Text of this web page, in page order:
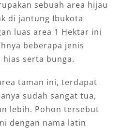
sebuah area hijau
di jantung Ibukota
luas area 1 Hektar ini
beberapa jenis
serta bunga.
taman ini, terdapat
sudah sangat tua,
lebih. Pohon tersebut
dengan nama latin